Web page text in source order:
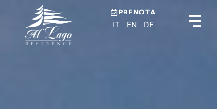
PRENOTA
IT EN DE